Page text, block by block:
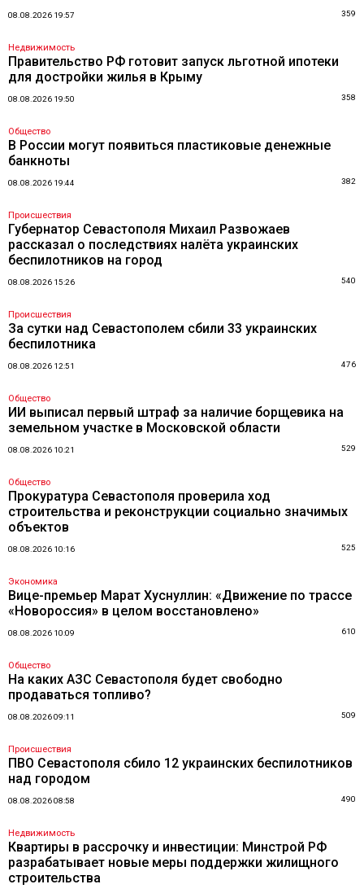
08.08.2026 19:57 359
Недвижимость
Правительство РФ готовит запуск льготной ипотеки
для достройки жилья в Крыму
08.08.2026 19:50 358
Общество
В России могут появиться пластиковые денежные
банкноты
08.08.2026 19:44 382
Происшествия
Губернатор Севастополя Михаил Развожаев
рассказал о последствиях налёта украинских
беспилотников на город
08.08.2026 15:26 540
Происшествия
За сутки над Севастополем сбили 33 украинских
беспилотника
08.08.2026 12:51 476
Общество
ИИ выписал первый штраф за наличие борщевика на
земельном участке в Московской области
08.08.2026 10:21 529
Общество
Прокуратура Севастополя проверила ход
строительства и реконструкции социально значимых
объектов
08.08.2026 10:16 525
Экономика
Вице-премьер Марат Хуснуллин: «Движение по трассе
«Новороссия» в целом восстановлено»
08.08.2026 10:09 610
Общество
На каких АЗС Севастополя будет свободно
продаваться топливо?
08.08.2026 09:11 509
Происшествия
ПВО Севастополя сбило 12 украинских беспилотников
над городом
08.08.2026 08:58 490
Недвижимость
Квартиры в рассрочку и инвестиции: Минстрой РФ
разрабатывает новые меры поддержки жилищного
строительства